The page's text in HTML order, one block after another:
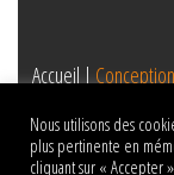
Accueil | Conception
Nous utilisons des
plus pertinente en
cliquant sur « Accepter